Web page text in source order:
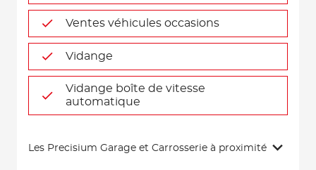
Ventes véhicules occasions
Vidange
Vidange boîte de vitesse
automatique
Les Precisium Garage et Carrosserie à proximité